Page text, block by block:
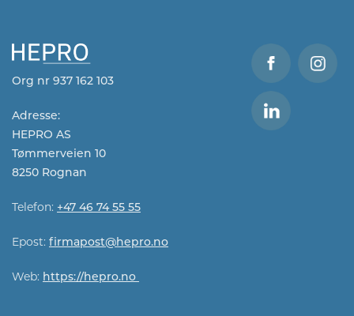
Org nr 937 162 103
Adresse:
HEPRO AS
Tømmerveien 10
8250 Rognan
Telefon: +47 46 74 55 55
Epost: firmapost@hepro.no​​
Web: https://hepro.no